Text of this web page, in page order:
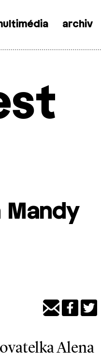
archiv
Mandy
Alena